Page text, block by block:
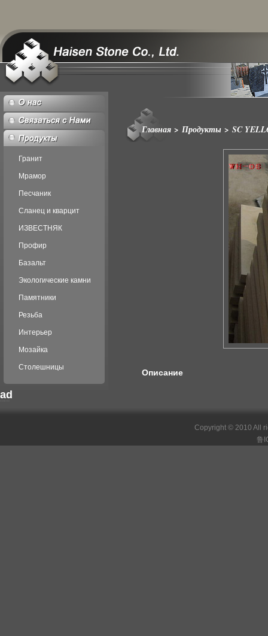
Гранит
Мрамор
Песчаник
Сланец и кварцит
ИЗВЕСТНЯК
Профир
Базальт
Экологические камни
Памятники
Резьба
Интерьер
Мозайка
Столешницы
ad
Главная > Продукты > SC
Описание
Copyright © 2010 All
鲁